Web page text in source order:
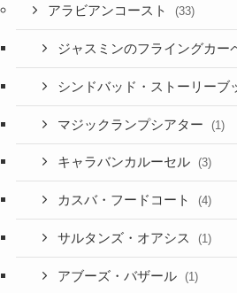
アラビアンコースト (33)
ジャスミンのフライングカー
シンドバッド・ストーリーブ
マジックランプシアター (1)
キャラバンカルーセル (3)
カスバ・フードコート (4)
サルタンズ・オアシス (1)
アブーズ・バザール (1)